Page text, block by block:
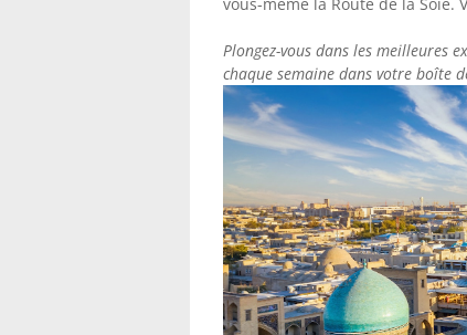
Plongez-vous dans les meilleures
chaque semaine dans votre boîte